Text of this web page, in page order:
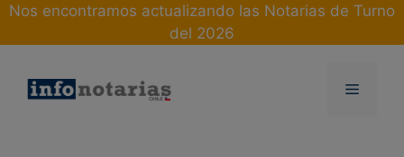
Skip
Nos encontramos actualizando las Notarias de Turno
del 2026
Menu